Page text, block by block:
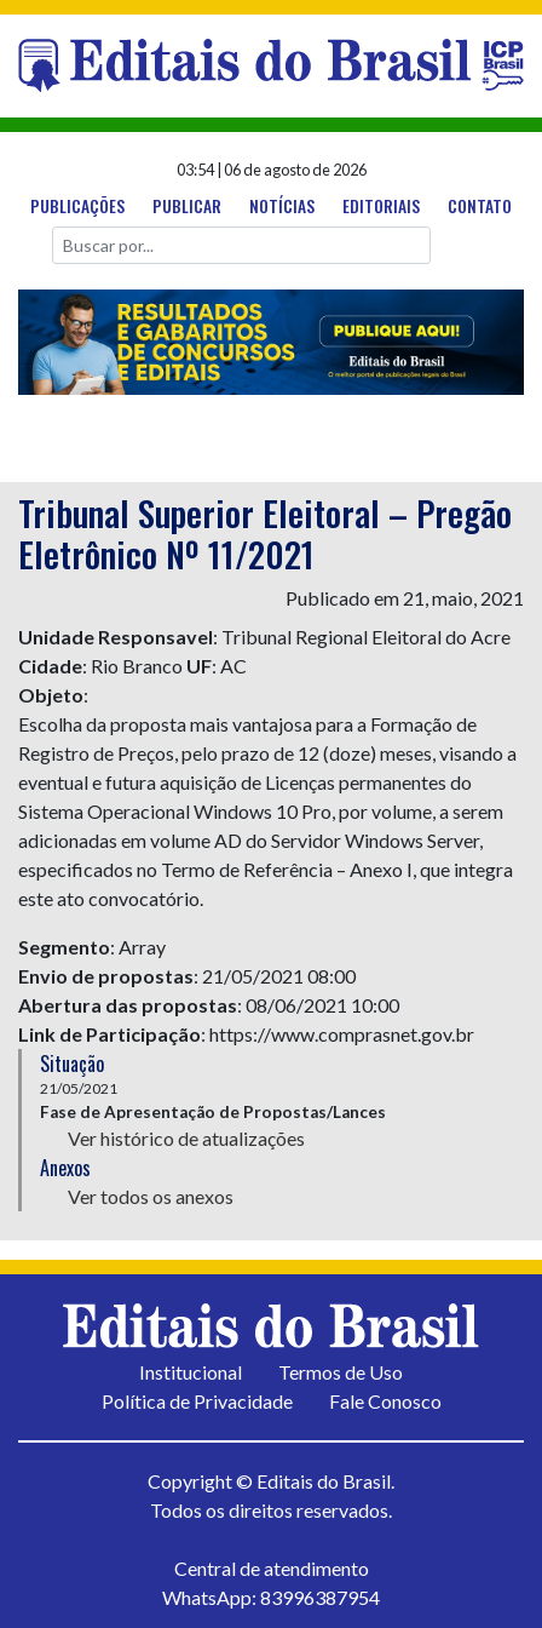
03:54| 06 de agosto de 2026
PUBLICAÇÕES PUBLICAR NOTÍCIAS EDITORIAIS CONTATO
Tribunal Superior Eleitoral – Pregão
Eletrônico Nº 11/2021
Publicado em 21, maio, 2021
Unidade Responsavel: Tribunal Regional Eleitoral do Acre
Cidade: Rio Branco UF: AC
Objeto:
Escolha da proposta mais vantajosa para a Formação de
Registro de Preços, pelo prazo de 12 (doze) meses, visando a
eventual e futura aquisição de Licenças permanentes do
Sistema Operacional Windows 10 Pro, por volume, a serem
adicionadas em volume AD do Servidor Windows Server,
especificados no Termo de Referência – Anexo I, que integra
este ato convocatório.
Segmento: Array
Envio de propostas: 21/05/2021 08:00
Abertura das propostas: 08/06/2021 10:00
Link de Participação: https://www.comprasnet.gov.br
Situação
21/05/2021
Fase de Apresentação de Propostas/Lances
Ver histórico de atualizações
Anexos
Ver todos os anexos
Institucional
Termos de Uso
Política de Privacidade
Fale Conosco
Copyright © Editais do Brasil.
Todos os direitos reservados.
Central de atendimento
WhatsApp: 83996387954